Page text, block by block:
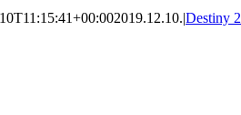
2019.12.10.|Destiny 2